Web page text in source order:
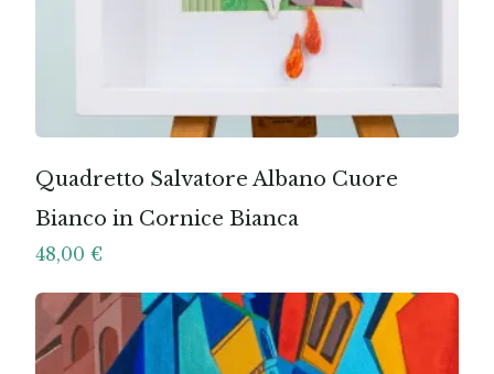
Quadretto Salvatore Albano Cuore
Bianco in Cornice Bianca
48,00 €